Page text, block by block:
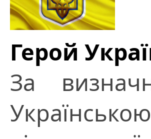
Герой
За